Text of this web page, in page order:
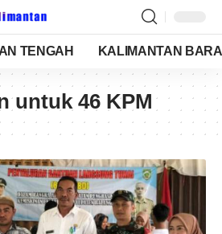
TENGAH KALIMANTAN
untuk 46 KPM